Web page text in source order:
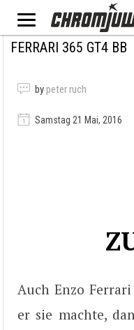
FERRARI 365 GT4 BB
by peter ruch
Samstag 21 Mai, 2016
Auch Enzo
er sie machte,